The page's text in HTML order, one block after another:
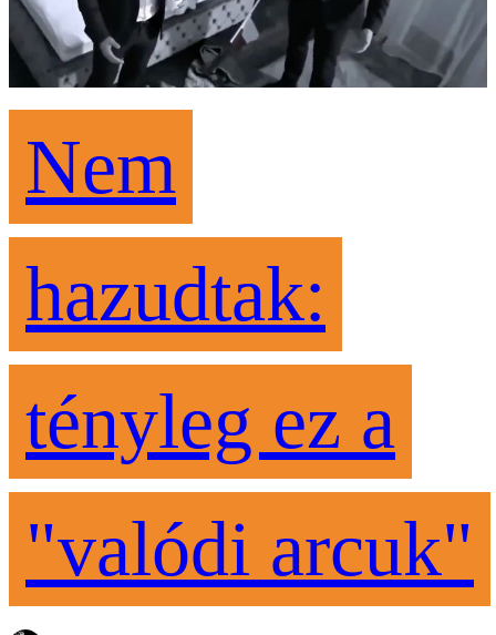
Nem
hazudtak:
tényleg ez a
"valódi arcuk"